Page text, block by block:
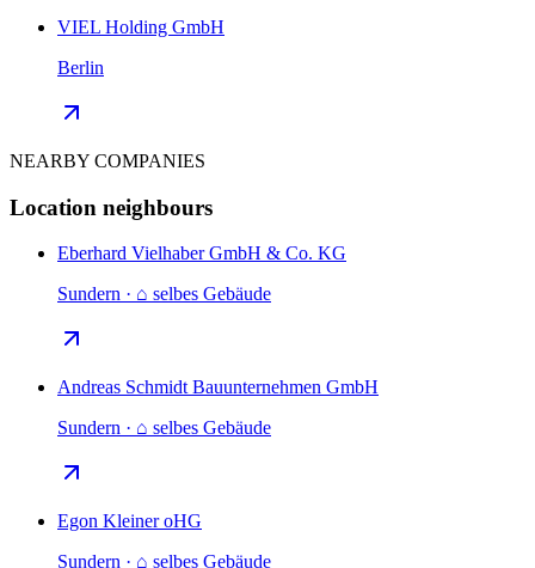
VIEL Holding GmbH
Berlin
NEARBY COMPANIES
Location neighbours
Eberhard Vielhaber GmbH & Co. KG
Sundern · ⌂ selbes Gebäude
Andreas Schmidt Bauunternehmen GmbH
Sundern · ⌂ selbes Gebäude
Egon Kleiner oHG
Sundern · ⌂ selbes Gebäude